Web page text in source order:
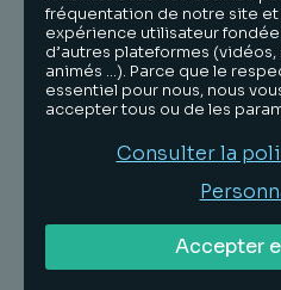
Un outil juridiquement
inspiré des fondations
scandinaves, mais dont
notamment fiscales —
déploiement.
fréquentation de notre site
expérience utilisateur
d’autres plateformes
animés …). Parce que le
essentiel pour nous, nous
accepter tous ou de les
Consulter la
Accepter